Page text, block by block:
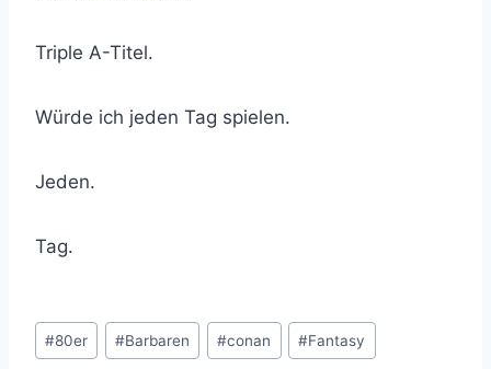
Triple A-Titel.
Würde ich jeden Tag spielen.
Jeden.
Tag.
Schlagworte:
#80er #Barbaren #conan #Fantasy